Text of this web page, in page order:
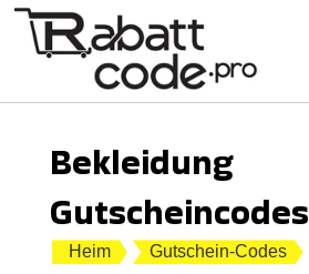
Bekleidung
Gutscheincodes
Heim Gutschein-Codes